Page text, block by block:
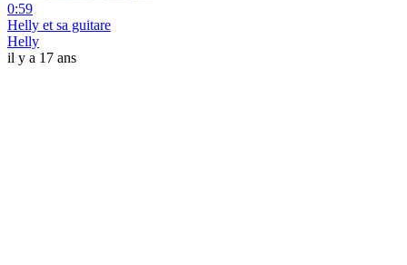
0:59
Helly et sa guitare
Helly
il y a 17 ans